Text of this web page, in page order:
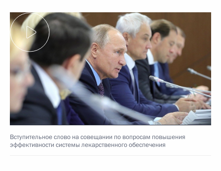
Вступительное слово на совещании по вопросам повышения
эффективности системы лекарственного обеспечения